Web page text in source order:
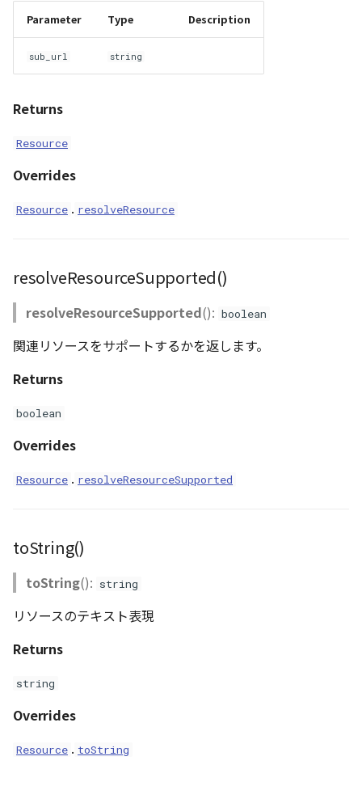
Parameter Type Description
sub_url string
Returns
Resource
Overrides
Resource . resolveResource
resolveResourceSupported()
resolveResourceSupported(): boolean
関連リソースをサポートするかを返します。
Returns
boolean
Overrides
Resource . resolveResourceSupported
toString()
toString(): string
リソースのテキスト表現
Returns
string
Overrides
Resource . toString